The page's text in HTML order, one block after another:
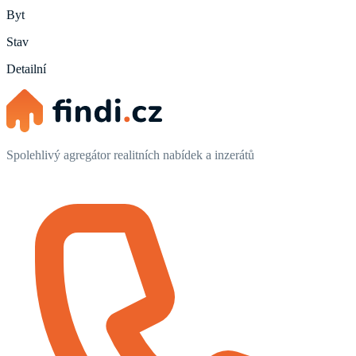
Byt
Stav
Detailní
Spolehlivý agregátor realitních nabídek a inzerátů